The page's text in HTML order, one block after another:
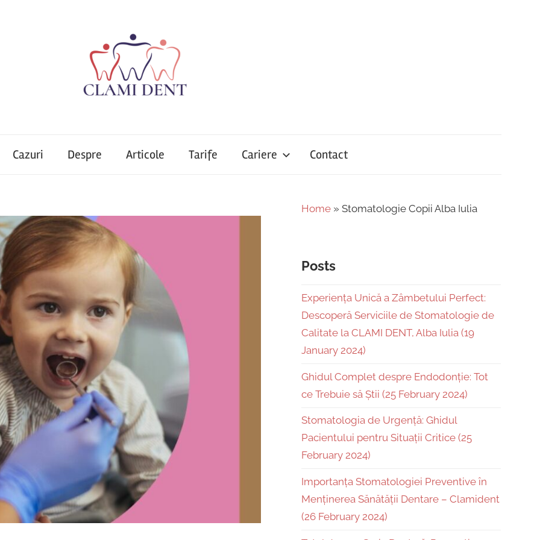
Cazuri Despre Articole Tarife Cariere Contact
Home » Stomatologie Copii Alba Iulia
Posts
Experiența Unică a Zâmbetului Perfect:
Descoperă Serviciile de Stomatologie de
Calitate la CLAMI DENT, Alba Iulia (19
January 2024)
Ghidul Complet despre Endodonție: Tot
ce Trebuie să Știi (25 February 2024)
Stomatologia de Urgență: Ghidul
Pacientului pentru Situații Critice (25
February 2024)
Importanța Stomatologiei Preventive în
Menținerea Sănătății Dentare – Clamident
(26 February 2024)